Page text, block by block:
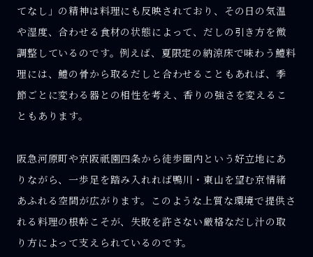
てなし」の精神は料理にも反映されており、その日の気温
や湿度、合わせる食材の状態によって、だしの引き方を微
調整しているのです。例えば、夏限定の納涼床で味わう鱧料
理には、鱧の骨から取るだしと合わせることもあれば、季
節ごとに変わる器との相性を考え、香りの強さを変えるこ
ともあります。
阪急河原町や京阪祇園四条から徒歩圏内という好立地にあ
りながら、一歩足を踏み入れれば鴨川・東山を望む京情緒
あふれる空間が広がります。このような上質な環境で提供さ
れる料理の根幹こそが、失敗を許さない厳格なだし汁の取
り方によって支えられているのです。